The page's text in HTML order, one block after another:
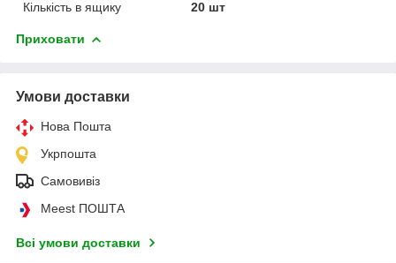
Кількість в ящику
20 шт
Приховати
Умови доставки
Нова Пошта
Укрпошта
Самовивіз
Meest ПОШТА
Всі умови доставки